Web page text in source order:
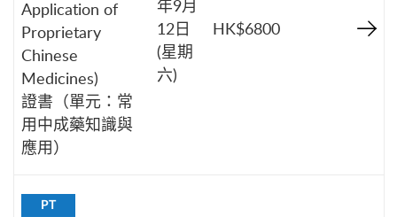
Application of
Proprietary
Chinese
Medicines)
證書（單元：常
用中成藥知識與
應用）
年9月
12日
(星期
六)
HK$6800
PT